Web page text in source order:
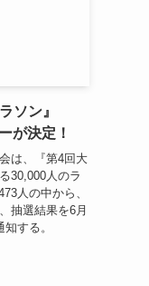
ソン』
が決定！
は、『第4回大
30,000人のラ
人の中から、
抽選結果を6月
する。